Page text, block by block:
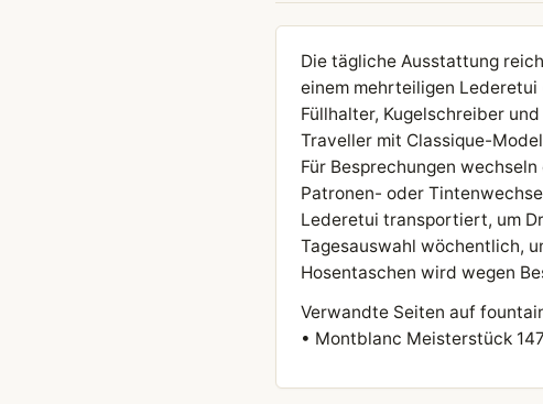
Die tägliche Ausstattung
einem mehrteiligen
Füllhalter, Kugelschreiber
Traveller mit Classique-
Für Besprechungen
Patronen- oder
Lederetui transportiert, um
Tagesauswahl wöchentlich,
Hosentaschen wird wegen
Verwandte Seiten auf
• Montblanc Meisterstück